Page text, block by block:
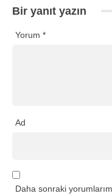
Bir yanıt yazın
Yorum *
Ad
Daha sonraki